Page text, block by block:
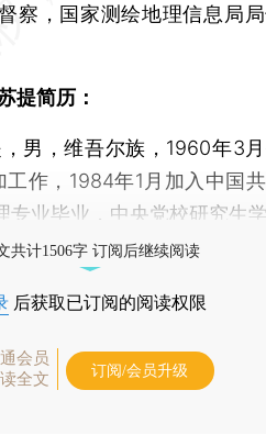
察，国家测绘地理信息局
提简历：
，维吾尔族，1960年3月
工作，1984年1月加入中国
业毕业，中央党校研究生学
共计1506字 订阅后继续阅读
后获取已订阅的阅读权限
会员
全文
订阅/会员升级